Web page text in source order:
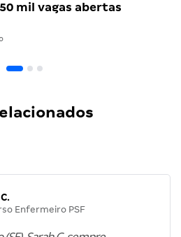
mil vagas abertas
Enfermeiro PSF